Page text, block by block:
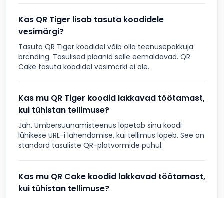
Kas QR Tiger lisab tasuta koodidele
vesimärgi?
Tasuta QR Tiger koodidel võib olla teenusepakkuja
bränding. Tasulised plaanid selle eemaldavad. QR
Cake tasuta koodidel vesimärki ei ole.
Kas mu QR Tiger koodid lakkavad töötamast,
kui tühistan tellimuse?
Jah. Ümbersuunamisteenus lõpetab sinu koodi
lühikese URL-i lahendamise, kui tellimus lõpeb. See on
standard tasuliste QR-platvormide puhul.
Kas mu QR Cake koodid lakkavad töötamast,
kui tühistan tellimuse?